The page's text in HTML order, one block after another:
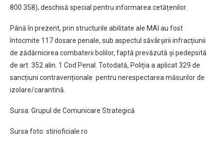
800 358), deschisă special pentru informarea cetățenilor.
Până în prezent, prin structurile abilitate ale MAI au fost
întocmite 117 dosare penale, sub aspectul săvârșirii infracțiunii
de zădărnicirea combaterii bolilor, faptă prevăzută şi pedepsită
de art. 352 alin. 1 Cod Penal. Totodată, Poliția a aplicat 329 de
sancțiuni contravenționale pentru nerespectarea măsurilor de
izolare/carantină.
Sursa: Grupul de Comunicare Strategică
Sursa foto: stirioficiale.ro